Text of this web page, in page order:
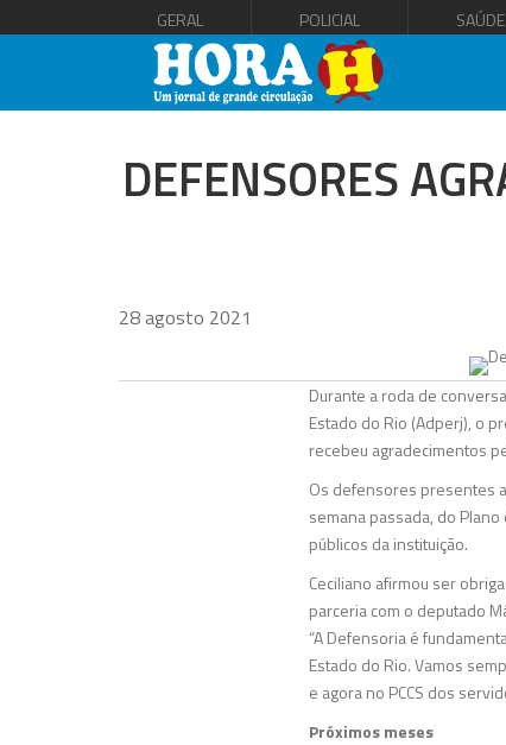
GERAL POLICIAL SAÚDE
DEFENSORES
28 agosto 2021
Durante a roda de
Estado do Rio (Adperj), o
recebeu agradecimentos
Os defensores presentes
semana passada, do
públicos da instituição.
Ceciliano afirmou ser
parceria com o deputado
“A Defensoria é
Estado do Rio. Vamos
e agora no PCCS dos
Próximos meses